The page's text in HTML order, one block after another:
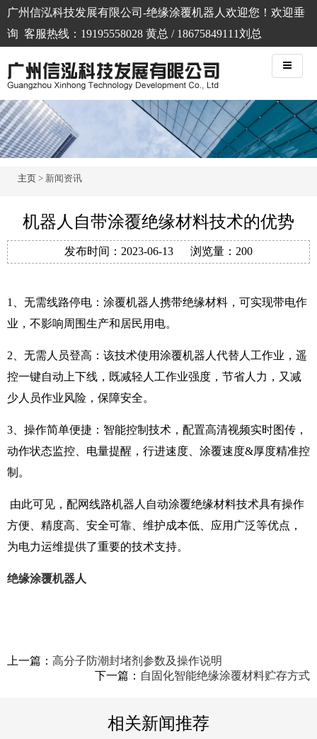
广州信泓科技发展有限公司-绝缘涂覆机器人欢迎您！欢迎垂
询 客服热线：19195558028 黄总 / 18675849111刘总
主页 > 新闻资讯
机器人自带涂覆绝缘材料技术的优势
发布时间： 2023-06-13 浏览量： 200
1、无需线路停电：涂覆机器人携带绝缘材料，可实现带电作
业，不影响周围生产和居民用电。
2、无需人员登高：该技术使用涂覆机器人代替人工作业，遥
控一键自动上下线，既减轻人工作业强度，节省人力，又减
少人员作业风险，保障安全。
3、操作简单便捷：智能控制技术，配置高清视频实时图传，
动作状态监控、电量提醒，行进速度、涂覆速度&厚度精准控
制。
由此可见，配网线路机器人自动涂覆绝缘材料技术具有操作
方便、精度高、安全可靠、维护成本低、应用广泛等优点，
为电力运维提供了重要的技术支持。
绝缘涂覆机器人
上一篇： 高分子防潮封堵剂参数及操作说明
下一篇： 自固化智能绝缘涂覆材料贮存方式
相关新闻推荐